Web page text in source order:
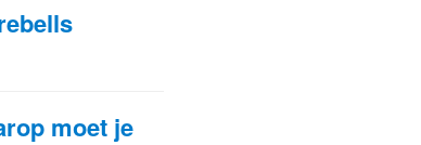
moet je